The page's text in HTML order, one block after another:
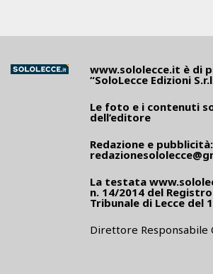
www.sololecce.it è di
“SoloLecce Edizioni
Le foto e i contenuti
dell’editore
Redazione e pubblicità:
La testata
n. 14/2014 del
Tribunale di Lecce del
Direttore Responsabile